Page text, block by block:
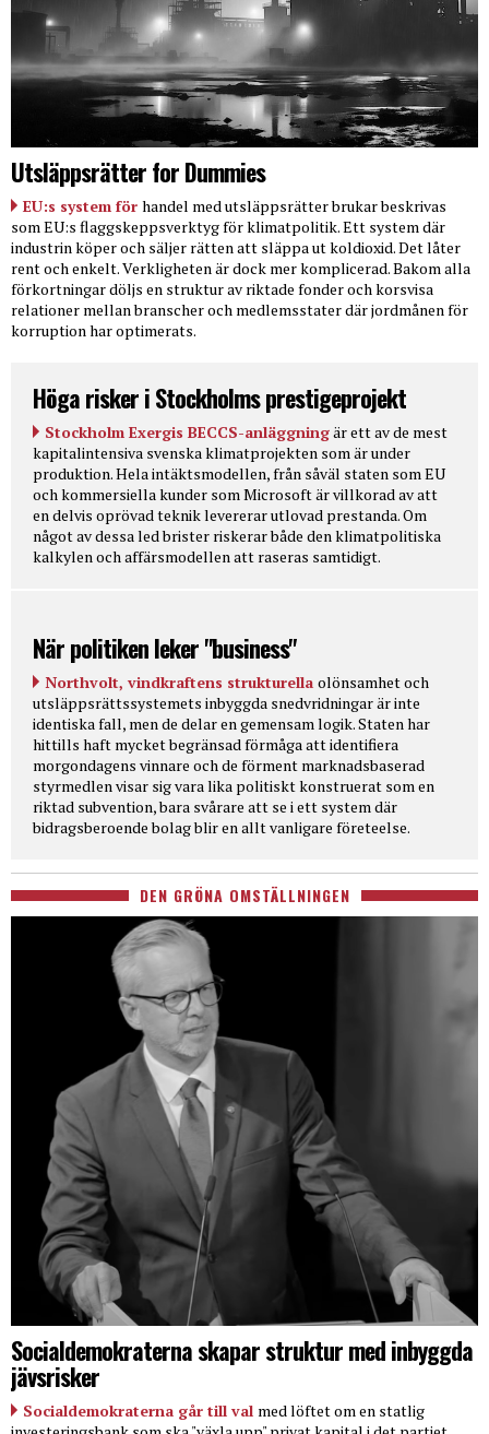
Utsläppsrätter for Dummies
EU:s system för handel med utsläppsrätter brukar beskrivas
som EU:s flaggskeppsverktyg för klimatpolitik. Ett system där
industrin köper och säljer rätten att släppa ut koldioxid. Det låter
rent och enkelt. Verkligheten är dock mer komplicerad. Bakom alla
förkortningar döljs en struktur av riktade fonder och korsvisa
relationer mellan branscher och medlemsstater där jordmånen för
korruption har optimerats.
Höga risker i Stockholms prestigeprojekt
Stockholm Exergis BECCS-anläggningär ett av de mest
kapitalintensiva svenska klimatprojekten som är under
produktion. Hela intäktsmodellen, från såväl staten som EU
och kommersiella kunder som Microsoft är villkorad av att
en delvis oprövad teknik levererar utlovad prestanda. Om
något av dessa led brister riskerar både den klimatpolitiska
kalkylen och affärsmodellen att raseras samtidigt.
När politiken leker "business"
Northvolt, vindkraftens strukturella olönsamhet och
utsläppsrättssystemets inbyggda snedvridningar är inte
identiska fall, men de delar en gemensam logik. Staten har
hittills haft mycket begränsad förmåga att identifiera
morgondagens vinnare och de förment marknadsbaserad
styrmedlen visar sig vara lika politiskt konstruerat som en
riktad subvention, bara svårare att se i ett system där
bidragsberoende bolag blir en allt vanligare företeelse.
DEN GRÖNA OMSTÄLLNINGEN
Socialdemokraterna skapar struktur med inbyggda
jävsrisker
Socialdemokraterna går till val med löftet om en statlig